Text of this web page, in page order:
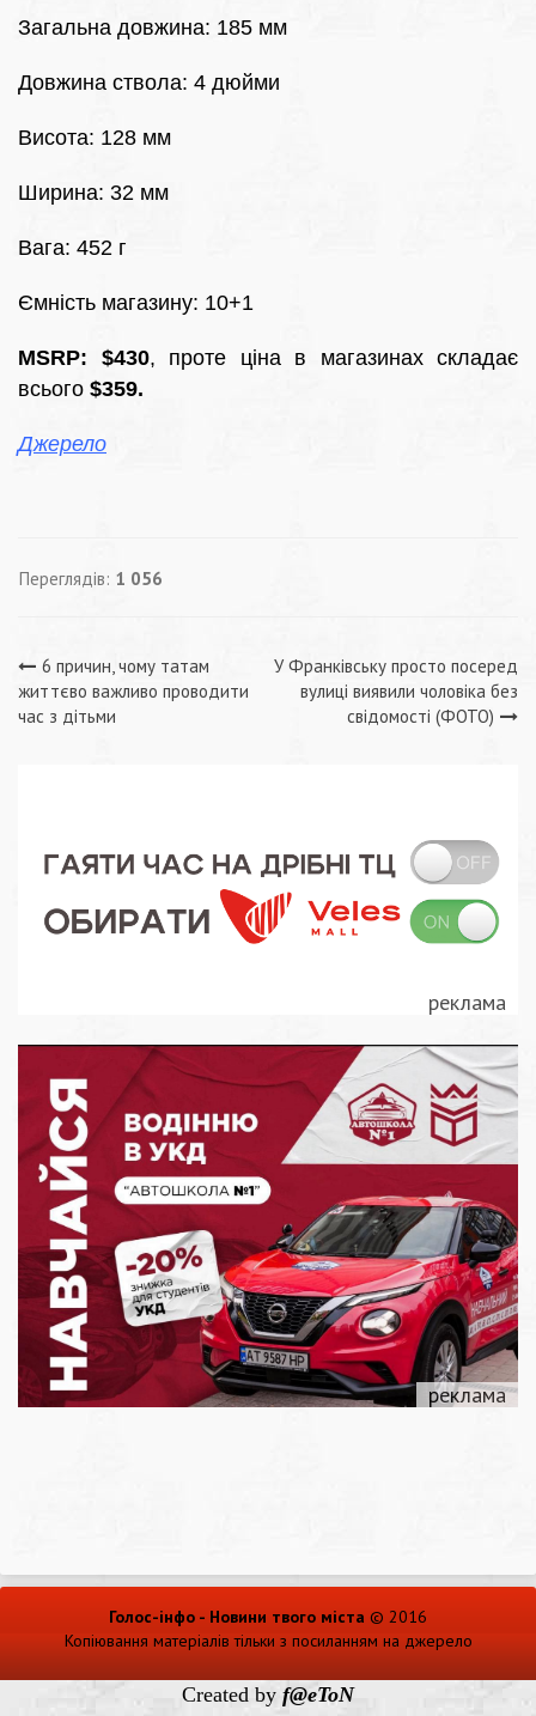
Загальна довжина: 185 мм
Довжина ствола: 4 дюйми
Висота: 128 мм
Ширина: 32 мм
Вага: 452 г
Ємність магазину: 10+1
MSRP: $430, проте ціна в магазинах складає
всього $359.
Джерело
Переглядів: 1 056
Навігація
записів
6 причин, чому татам
життєво важливо проводити
час з дітьми
У Франківську просто посеред
вулиці виявили чоловіка без
свідомості (ФОТО)
Голос-інфо - Новини твого міста © 2016
Копіювання матеріалів тільки з посиланням на джерело
Created by f@eToN